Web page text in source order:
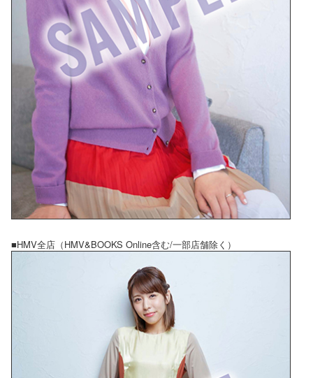
■HMV全店（HMV&BOOKS Online含む/一部店舗除く）